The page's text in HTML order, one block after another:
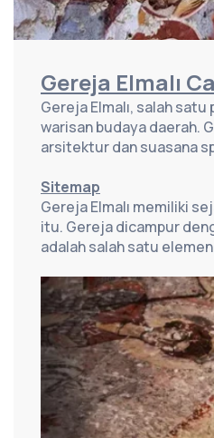
Gereja Elmalı
Gereja Elmalı, salah
warisan budaya daerah.
arsitektur dan suasana
Sitemap
Gereja Elmalı memiliki
itu. Gereja dicampur
adalah salah satu